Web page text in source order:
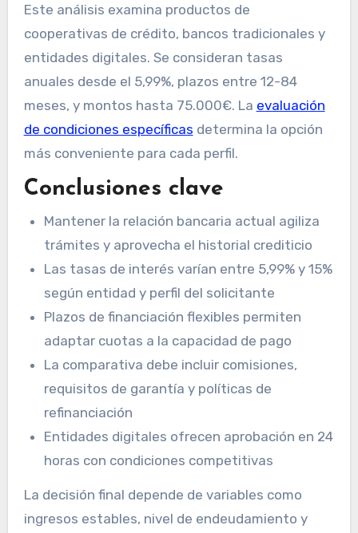
Este análisis examina productos de
cooperativas de crédito, bancos tradicionales y
entidades digitales. Se consideran tasas
anuales desde el 5,99%, plazos entre 12-84
meses, y montos hasta 75.000€. La evaluación
de condiciones específicas determina la opción
más conveniente para cada perfil.
Conclusiones clave
Mantener la relación bancaria actual agiliza
trámites y aprovecha el historial crediticio
Las tasas de interés varían entre 5,99% y 15%
según entidad y perfil del solicitante
Plazos de financiación flexibles permiten
adaptar cuotas a la capacidad de pago
La comparativa debe incluir comisiones,
requisitos de garantía y políticas de
refinanciación
Entidades digitales ofrecen aprobación en 24
horas con condiciones competitivas
La decisión final depende de variables como
ingresos estables, nivel de endeudamiento y